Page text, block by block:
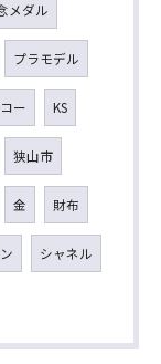
メダル
プラモデル
ー KS
狭山市
金 財布
シャネル